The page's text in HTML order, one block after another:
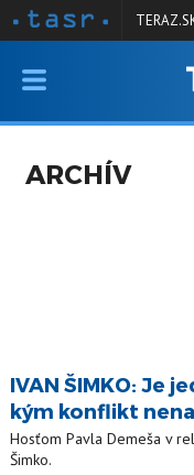
VYSIELANIE
ARCHÍV
IVAN ŠIMKO: Je
kým konflikt
Hosťom Pavla Demeša v
Šimko.